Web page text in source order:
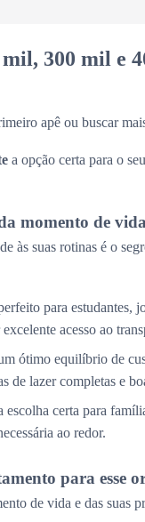
300 mil e
apê ou buscar
a opção certa para o
momento de vida
às suas rotinas é o
para estudantes,
acesso ao
ótimo equilíbrio de
de lazer completas e
escolha certa para
ao redor.
para esse
de vida e das suas